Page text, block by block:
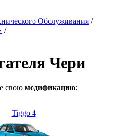
Обслуживания /
/
Чери
свою модификацию:
Tiggo 4